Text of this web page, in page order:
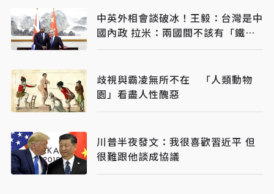
中英外相會談破冰！王毅：台灣是中
國內政 拉米：兩國間不該有「鐵
幕」
歧視與霸凌無所不在 「人類動物
園」看盡人性醜惡
川普半夜發文：我很喜歡習近平 但
很難跟他談成協議